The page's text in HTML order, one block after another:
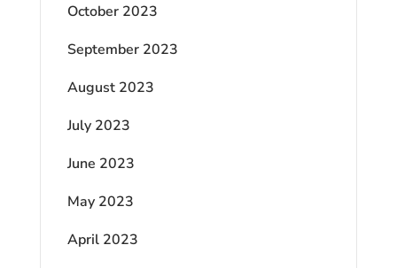
October 2023
September 2023
August 2023
July 2023
June 2023
May 2023
April 2023